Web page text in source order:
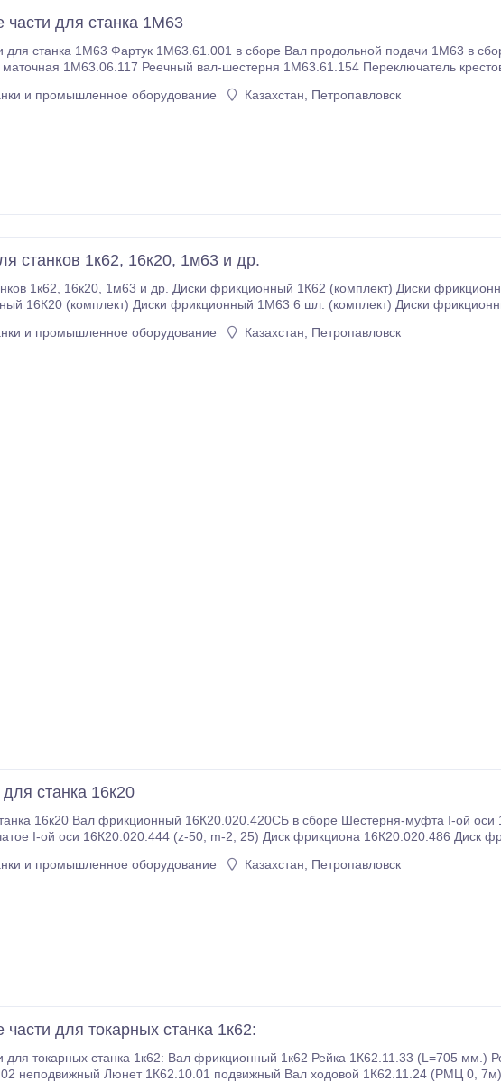
части для станка 1М63
подачи 1М63 в сборе Вал поперечной
1М63.06.117 Реечный вал-шестерня 1М63.61.154 Переключатель
ручного продольного перемещения фартука Насос смазки плунжерный Отгрузка в короткие сроки.
и промышленное оборудование Казахстан, Петропавловск
станков 1к62, 16к20, 1м63 и др.
Диски фрикционный 1К62Д
и промышленное оборудование Казахстан, Петропавловск
станка 16к20
16к20 Вал фрикционный 16К20.020.420СБ в сборе Шестерня-муфта I-ой оси
и промышленное оборудование Казахстан, Петропавловск
для токарных станка 1к62:
1к62: Вал фрикционный 1к62 Рейка 1К62.11.33 (L=705 мм.) Рейка 1К62.11.32
неподвижный Люнет 1К62.10.01 подвижный Вал ходовой 1К62.11.24 (РМЦ 0,